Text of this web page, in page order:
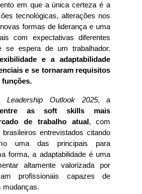
em que a única certeza é a
tecnológicas, alterações nos
formas de liderança e uma
com expectativas diferentes
se espera de um trabalhador.
e a adaptabilidade
e se tornaram requisitos
funções.
Leadership Outlook 2025
entre as soft skills mais
de trabalho atual , com
entrevistados citando
uma das principais para
forma, a adaptabilidade é uma
altamente valorizada por
profissionais capazes de
mudanças.